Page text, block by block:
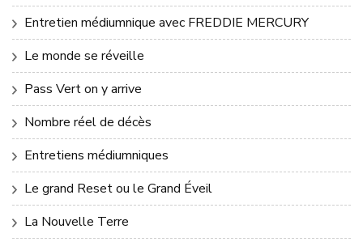
Entretien médiumnique avec FREDDIE MERCURY
Le monde se réveille
Pass Vert on y arrive
Nombre réel de décès
Entretiens médiumniques
Le grand Reset ou le Grand Éveil
La Nouvelle Terre